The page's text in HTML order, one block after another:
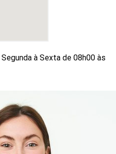
Segunda à Sexta de 08h00 às